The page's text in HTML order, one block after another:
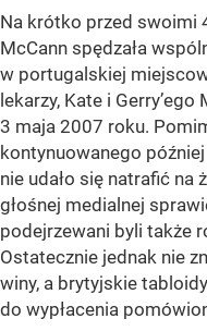
Na krótko przed swoimi
McCann spędzała
w portugalskiej
lekarzy, Kate i Gerry’ego
3 maja 2007 roku.
kontynuowanego
nie udało się natrafić na
głośnej medialnej
podejrzewani byli także
Ostatecznie jednak nie
winy, a brytyjskie
do wypłacenia